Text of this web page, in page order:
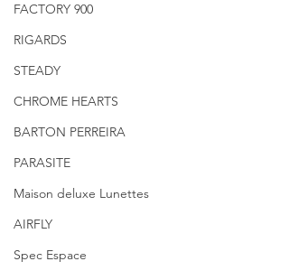
FACTORY 900
RIGARDS
STEADY
CHROME HEARTS
BARTON PERREIRA
PARASITE
Maison deluxe Lunettes
AIRFLY
Spec Espace